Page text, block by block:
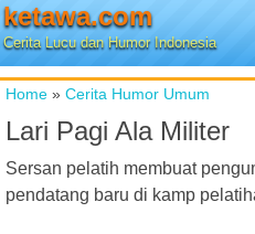
ketawa.com
Cerita Lucu dan Humor Indonesia
Home » Cerita Humor Umum
Lari Pagi Ala Militer
Sersan pelatih membuat
pendatang baru di kamp